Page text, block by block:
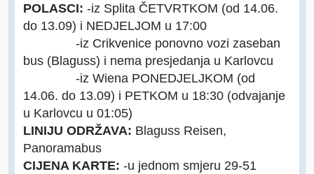
POLASCI: -iz Splita ČETVRTKOM (od 14.06.
do 13.09) i NEDJELJOM u 17:00
-iz Crikvenice ponovno vozi zaseban
bus (Blaguss) i nema presjedanja u Karlovcu
-iz Wiena PONEDJELJKOM (od
14.06. do 13.09) i PETKOM u 18:30 (odvajanje
u Karlovcu u 01:05)
LINIJU ODRŽAVA: Blaguss Reisen,
Panoramabus
CIJENA KARTE: -u jednom smjeru 29-51